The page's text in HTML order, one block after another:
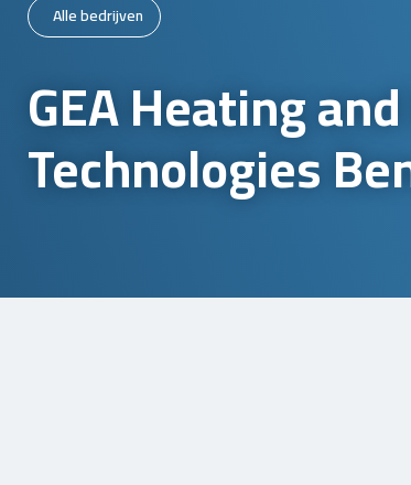
Alle bedrijven
GEA Heating
Technologies